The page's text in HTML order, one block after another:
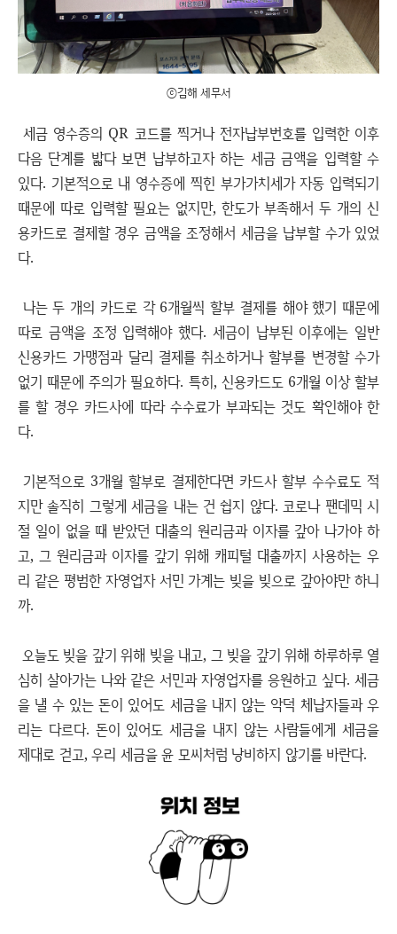
ⓒ김해 세무서
세금 영수증의 QR 코드를 찍거나 전자납부번호를 입력한 이후
다음 단계를 밟다 보면 납부하고자 하는 세금 금액을 입력할 수
있다. 기본적으로 내 영수증에 찍힌 부가가치세가 자동 입력되기
때문에 따로 입력할 필요는 없지만, 한도가 부족해서 두 개의 신
용카드로 결제할 경우 금액을 조정해서 세금을 납부할 수가 있었
다.
나는 두 개의 카드로 각 6개월씩 할부 결제를 해야 했기 때문에
따로 금액을 조정 입력해야 했다. 세금이 납부된 이후에는 일반
신용카드 가맹점과 달리 결제를 취소하거나 할부를 변경할 수가
없기 때문에 주의가 필요하다. 특히, 신용카드도 6개월 이상 할부
를 할 경우 카드사에 따라 수수료가 부과되는 것도 확인해야 한
다.
기본적으로 3개월 할부로 결제한다면 카드사 할부 수수료도 적
지만 솔직히 그렇게 세금을 내는 건 쉽지 않다. 코로나 팬데믹 시
절 일이 없을 때 받았던 대출의 원리금과 이자를 갚아 나가야 하
고, 그 원리금과 이자를 갚기 위해 캐피털 대출까지 사용하는 우
리 같은 평범한 자영업자 서민 가계는 빚을 빚으로 갚아야만 하니
까.
오늘도 빚을 갚기 위해 빚을 내고, 그 빚을 갚기 위해 하루하루 열
심히 살아가는 나와 같은 서민과 자영업자를 응원하고 싶다. 세금
을 낼 수 있는 돈이 있어도 세금을 내지 않는 악덕 체납자들과 우
리는 다르다. 돈이 있어도 세금을 내지 않는 사람들에게 세금을
제대로 걷고, 우리 세금을 윤 모씨처럼 낭비하지 않기를 바란다.